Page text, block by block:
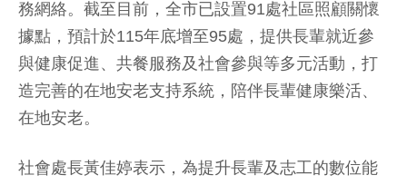
務網絡。截至目前，全市已設置91處社區照顧關懷
據點，預計於115年底增至95處，提供長輩就近參
與健康促進、共餐服務及社會參與等多元活動，打
造完善的在地安老支持系統，陪伴長輩健康樂活、
在地安老。
社會處長黃佳婷表示，為提升長輩及志工的數位能